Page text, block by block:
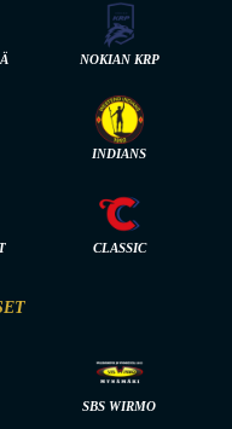
NOKIAN KRP
INDIANS
CLASSIC
SBS WIRMO